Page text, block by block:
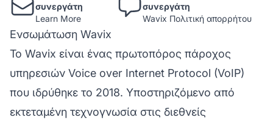
συνεργάτη
Learn More
συνεργάτη
Wavix Πολιτική απορρήτου
Ενσωμάτωση Wavix
Το Wavix είναι ένας πρωτοπόρος πάροχος
υπηρεσιών Voice over Internet Protocol (VoIP)
που ιδρύθηκε το 2018. Υποστηριζόμενο από
εκτεταμένη τεχνογνωσία στις διεθνείς